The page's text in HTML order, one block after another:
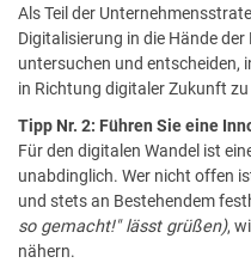
Als Teil der
Digitalisierung in die Hände
untersuchen und entscheiden,
in Richtung digitaler Zukunft
Tipp Nr. 2: Führen Sie eine
Für den digitalen Wandel ist
unabdinglich. Wer nicht offen
und stets an Bestehendem
so gemacht!" lässt grüßen),
nähern.